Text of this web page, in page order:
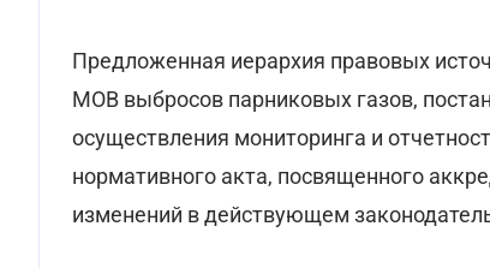
Предложенная иерархия правовых
МОВ выбросов парниковых газов,
осуществления мониторинга и
нормативного акта, посвященного
изменений в действующем